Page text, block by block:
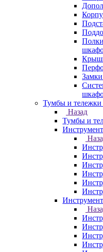
Тумбы и
Назад
Тумбы и